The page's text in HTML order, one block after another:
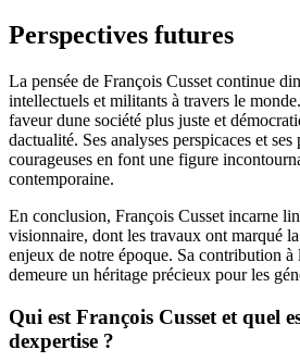
Perspectives futures
La pensée de François Cusset continue
intellectuels et militants à travers le
faveur dune société plus juste et
dactualité. Ses analyses perspicaces et
courageuses en font une figure
contemporaine.
En conclusion, François Cusset incarne
visionnaire, dont les travaux ont marqué
enjeux de notre époque. Sa contribution à
demeure un héritage précieux pour les
Qui est François Cusset et quel
dexpertise ?